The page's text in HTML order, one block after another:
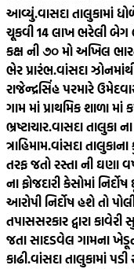
આવ્યું.વાસદા તાલુકામાં
ચૂકવી 14 લાખ ભરેલી બેગ
કક્ષ ની ૭૦ મો અખિલ
ભેર પ્રારંભ.વાંસદા
રાજેન્દ્રસિંહ પરમારે
ગામ માં પ્રાથમિક શાળા માં
ભ્રષ્ટાચાર.વાસદા તાલુકા
ત્રાહિમામ.વાંસદા તાલુકાના
તરફ જતો રસ્તા ની ઘણા
ના ફોજદારી કેસોમાં
આરોપી નિર્દોષ હશે તો
તપાસસરકાર દ્વારા
જતા સાદડવેલ ગામના
કાઢી.વાંસદા તાલુકામાં